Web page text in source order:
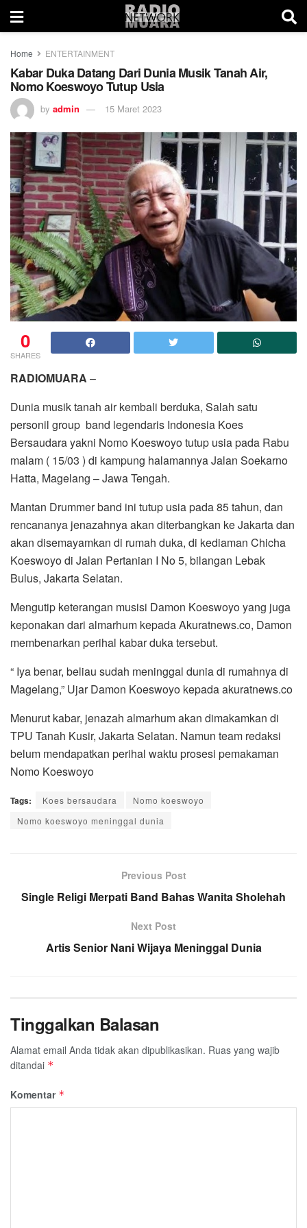
Home ENTERTAINMENT
Kabar Duka Datang Dari Dunia Musik Tanah Air,
Nomo Koeswoyo Tutup Usia
by admin 15 Maret 2023
0
SHARES
RADIOMUARA –
Dunia musik tanah air kembali berduka, Salah satu
personil group band legendaris Indonesia Koes
Bersaudara yakni Nomo Koeswoyo tutup usia pada Rabu
malam ( 15/03 ) di kampung halamannya Jalan Soekarno
Hatta, Magelang – Jawa Tengah.
Mantan Drummer band ini tutup usia pada 85 tahun, dan
rencananya jenazahnya akan diterbangkan ke Jakarta dan
akan disemayamkan di rumah duka, di kediaman Chicha
Koeswoyo di Jalan Pertanian I No 5, bilangan Lebak
Bulus, Jakarta Selatan.
Mengutip keterangan musisi Damon Koeswoyo yang juga
keponakan dari almarhum kepada Akuratnews.co, Damon
membenarkan perihal kabar duka tersebut.
“ Iya benar, beliau sudah meninggal dunia di rumahnya di
Magelang,” Ujar Damon Koeswoyo kepada akuratnews.co
Menurut kabar, jenazah almarhum akan dimakamkan di
TPU Tanah Kusir, Jakarta Selatan. Namun team redaksi
belum mendapatkan perihal waktu prosesi pemakaman
Nomo Koeswoyo
Tags: Koes bersaudara
Nomo koeswoyo
Nomo koeswoyo meninggal dunia
Previous Post
Single Religi Merpati Band Bahas Wanita Sholehah
Next Post
Artis Senior Nani Wijaya Meninggal Dunia
Tinggalkan Balasan
Alamat email Anda tidak akan dipublikasikan. Ruas yang wajib
ditandai *
Komentar *